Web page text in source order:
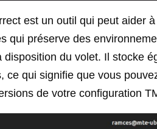
est un outil qui peut aider
qui préserve des
disposition du volet. Il stocke
ce qui signifie que vous
de votre configuration